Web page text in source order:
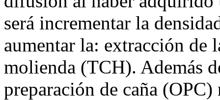
será incrementar la
aumentar la: extracción de
molienda (TCH). Además
preparación de caña